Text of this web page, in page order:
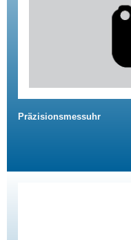
Präzisionsmessuhr